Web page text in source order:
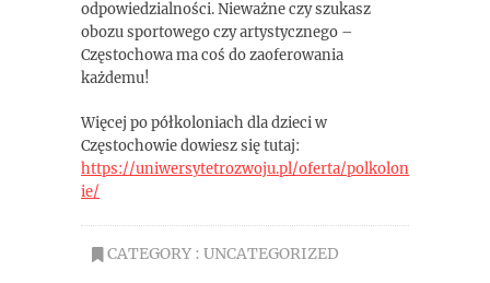
odpowiedzialności. Nieważne czy szukasz
obozu sportowego czy artystycznego –
Częstochowa ma coś do zaoferowania
każdemu!
Więcej po półkoloniach dla dzieci w
Częstochowie dowiesz się tutaj:
https://uniwersytetrozwoju.pl/oferta/polkolon
ie/
CATEGORY : UNCATEGORIZED